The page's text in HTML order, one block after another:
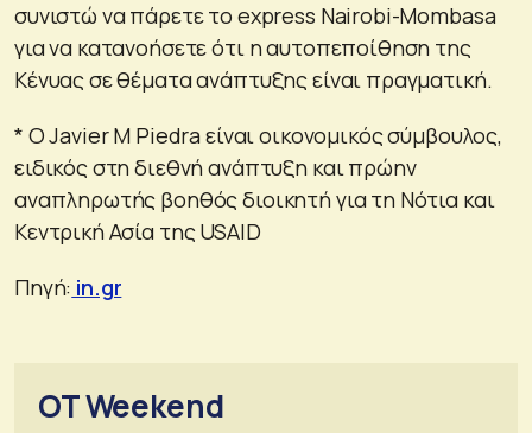
συνιστώ να πάρετε το express Nairobi-Mombasa
για να κατανοήσετε ότι η αυτοπεποίθηση της
Κένυας σε θέματα ανάπτυξης είναι πραγματική.
* Ο Javier M Piedra είναι οικονομικός σύμβουλος,
ειδικός στη διεθνή ανάπτυξη και πρώην
αναπληρωτής βοηθός διοικητή για τη Νότια και
Κεντρική Ασία της USAID
Πηγή: in.gr
OT Weekend